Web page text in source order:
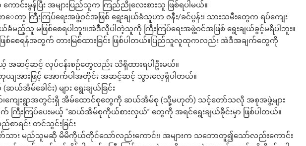
ောင်းမွန်ပြီး အများပြည်သူက ကြည်ညိုလေးစားသူ ဖြစ်ရပါမယ်။
ာ့ ကြီးကြပ်ရေးအဖွဲ့ဝင်အဖြစ် ရွေးချယ်ခံသူဟာ ဇနီး/ခင်ပွန်း၊ သားသမီး‌တွေက ရပ်ကျေး
ယ်ခံမည့်သူ မဖြစ်စေရပါဘူး။အဲဒီလိုပါတဲ့သူကို ကြီးကြပ်ရေးအဖွဲ့ဝင်အဖြစ် ရွေးချယ်ခွင့်မရိပါဘူး။
မဖြစ်စေရန်အတွက် တားမြစ်ထားခြင်း ဖြစ်ပါတယ်။ပြည်သူလူထုကလည်း အဲဒီအချက်တွေကို
အဆင့်ဆင့် လုပ်ငန်းစဉ်တွေလည်း သိရှိထားရပါဦးမယ်။
ယျအားဖြင့် အောက်ပါအတိုင်း အဆင့်ဆင့် သွားလေ့ရှိပါတယ်။
မ်ခေါင်း) များ ရွေးချယ်ခြင်း
က်၊ကျေးရွာအတွင်းရှိ အိမ်ထောင်စုတွေကို ဆယ်အိမ်စု (သို့မဟုတ်) သင့်တော်သလို အစုအဖွဲ့များ
က် ကြီးကြပ်ပေးမယ့် “ဆယ်အိမ်စုကိုယ်စားလှယ်” တွေကို အရင်ရွေးချယ်ခိုင်းမှာ ဖြစ်ပါတယ်။
စာရင်း တင်သွင်းခြင်း
သား မည်သူမဆို မိမိကိုယ်တိုင်သော်လည်းကောင်း၊ အများက သဘောတူ၍သော်လည်းကောင်း